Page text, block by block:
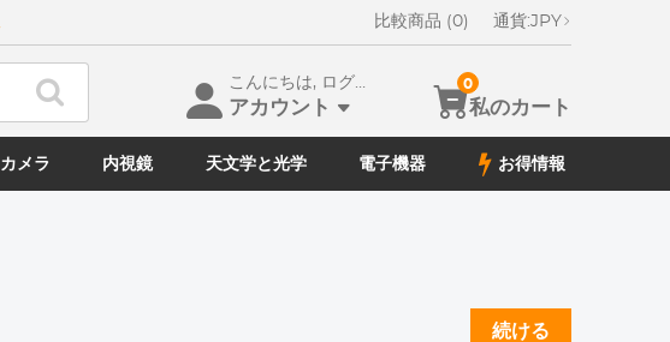
比較商品 (0) 通貨:JPY
こんにちは, ログイン
アカウント 私のカート
0
カメラ 内視鏡 天文学と光学 電子機器 お得情報
続ける